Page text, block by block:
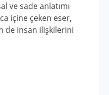
ve sade anlatımı
içine çeken eser,
de insan ilişkilerini